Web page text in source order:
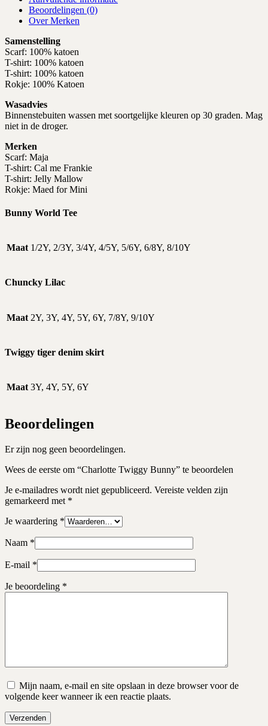
Beoordelingen (0)
Over Merken
Samenstelling
Scarf: 100% katoen
T-shirt: 100% katoen
T-shirt: 100% katoen
Rokje: 100% Katoen
Wasadvies
Binnenstebuiten wassen met soortgelijke kleuren op 30 graden. Mag
niet in de droger.
Merken
Scarf: Maja
T-shirt: Cal me Frankie
T-shirt: Jelly Mallow
Rokje: Maed for Mini
Bunny World Tee
Maat 1/2Y, 2/3Y, 3/4Y, 4/5Y, 5/6Y, 6/8Y, 8/10Y
Chuncky Lilac
Maat 2Y, 3Y, 4Y, 5Y, 6Y, 7/8Y, 9/10Y
Twiggy tiger denim skirt
Maat 3Y, 4Y, 5Y, 6Y
Beoordelingen
Er zijn nog geen beoordelingen.
Wees de eerste om “Charlotte Twiggy Bunny” te beoordelen
Je e-mailadres wordt niet gepubliceerd. Vereiste velden zijn
gemarkeerd met *
Je waardering *
Naam *
E-mail *
Je beoordeling *
Mijn naam, e-mail en site opslaan in deze browser voor de
volgende keer wanneer ik een reactie plaats.
Verzenden